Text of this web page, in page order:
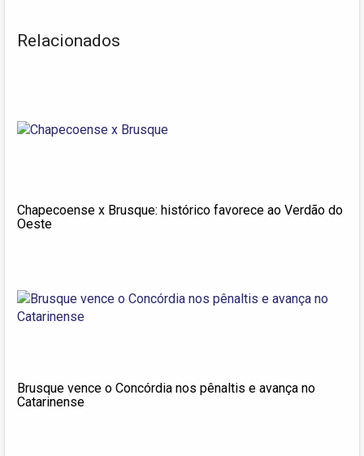
Relacionados
Chapecoense x Brusque: histórico favorece ao Verdão do
Oeste
Brusque vence o Concórdia nos pênaltis e avança no
Catarinense